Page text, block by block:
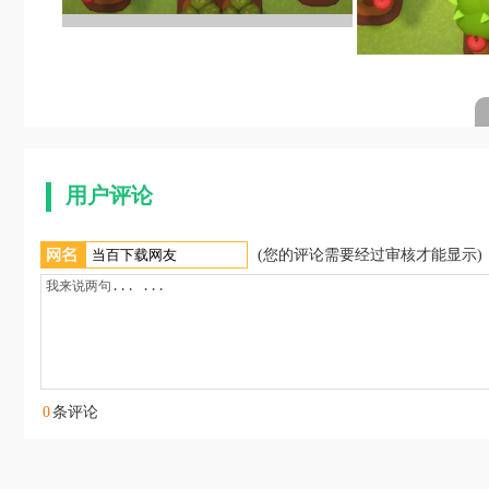
用户评论
(您的评论需要经过审核才能显示)
0条评论